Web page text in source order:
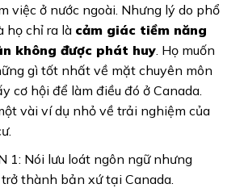
việc ở nước ngoài. Nhưng lý do phổ
họ chỉ ra là cảm giác tiềm năng
không được phát huy. Họ muốn
gì tốt nhất về mặt chuyên môn
cơ hội để làm điều đó ở Canada.
vài ví dụ nhỏ về trải nghiệm của
1: Nói lưu loát ngôn ngữ nhưng
thành bản xứ tại Canada.